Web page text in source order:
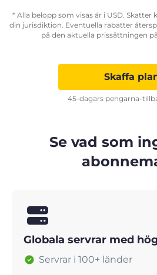
* Alla belopp som visas är i USD.
din jurisdiktion. Eventuella rabatter
på den aktuella prissättningen på
Skaffa
45-dagars pengarna-
Se vad som
Globala servrar med
Servrar i 100+ länder